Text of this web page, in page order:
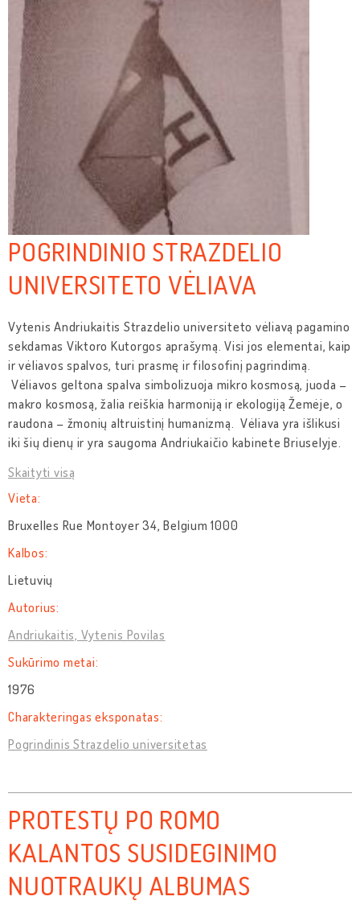
POGRINDINIO STRAZDELIO
UNIVERSITETO VĖLIAVA
Vytenis Andriukaitis Strazdelio universiteto vėliavą pagamino
sekdamas Viktoro Kutorgos aprašymą. Visi jos elementai, kaip
ir vėliavos spalvos, turi prasmę ir filosofinį pagrindimą.
Vėliavos geltona spalva simbolizuoja mikro kosmosą, juoda –
makro kosmosą, žalia reiškia harmoniją ir ekologiją Žemėje, o
raudona – žmonių altruistinį humanizmą. Vėliava yra išlikusi
iki šių dienų ir yra saugoma Andriukaičio kabinete Briuselyje.
Skaityti visą
Vieta:
Bruxelles Rue Montoyer 34, Belgium 1000
Kalbos:
Lietuvių
Autorius:
Andriukaitis, Vytenis Povilas
Sukūrimo metai:
1976
Charakteringas eksponatas:
Pogrindinis Strazdelio universitetas
PROTESTŲ PO ROMO
KALANTOS SUSIDEGINIMO
NUOTRAUKŲ ALBUMAS